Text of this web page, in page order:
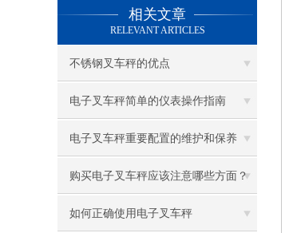
相关文章
RELEVANT ARTICLES
不锈钢叉车秤的优点
电子叉车秤简单的仪表操作指南
电子叉车秤重要配置的维护和保养
购买电子叉车秤应该注意哪些方面？
如何正确使用电子叉车秤